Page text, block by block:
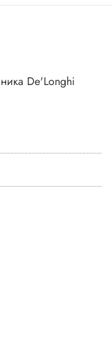
De'Longhi